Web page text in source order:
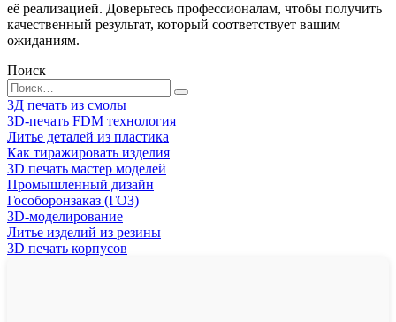
её реализацией. Доверьтесь профессионалам, чтобы получить
качественный результат, который соответствует вашим
ожиданиям.
Поиск
Search
for:
3Д печать из смолы
3D-печать FDM технология
Литье деталей из пластика
Как тиражировать изделия
3D печать мастер моделей
Промышленный дизайн
Гособоронзаказ (ГОЗ)
3D-моделирование
Литье изделий из резины
3D печать корпусов